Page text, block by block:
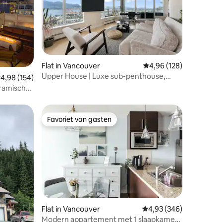
beoordeling van 4,98 op 5, 154 recensies
4,98 (154)
Flat in Vancouver Gemiddelde
4,96 (128)
Upper House | Luxe sub-penthouse,
Favoriet van gasten
Favoriet van gasten
Flat in Vancouver Gemiddelde
4,93 (346)
Modern appartement met 1 slaapkamer